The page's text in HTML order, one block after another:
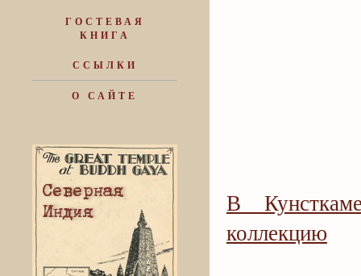
ГОСТЕВАЯ
КНИГА
ССЫЛКИ
О САЙТЕ
В
коллекцию